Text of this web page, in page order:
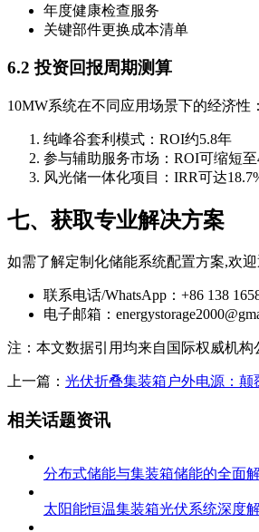
年度健康检查服务
关键部件更换成本清单
6.2 投资回报周期测算
10MW系统在不同应用场景下的经济性：
纯峰谷套利模式：ROI约5.8年
参与辅助服务市场：ROI可缩短至
风光储一体化项目：IRR可达
七、获取专业解决方案
如需了解定制化储能系统配置方案,欢
联系电话/WhatsApp：+86 138
电子邮箱：
注：本文数据引用均来自国际权威机
上一篇： 光伏折叠集装箱户外电源：
相关话题资讯
分布式储能与集装箱储能的全面
太阳能恒温集装箱光伏系统深度